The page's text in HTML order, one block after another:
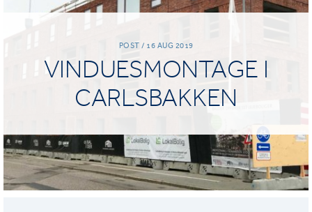
POST / 16 AUG 2019
VINDUESMONTAGE I
CARLSBAKKEN